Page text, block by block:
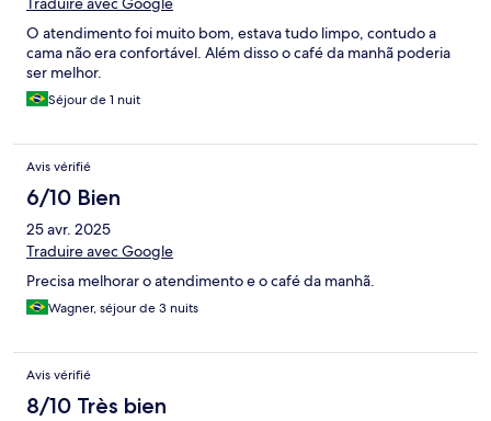
O atendimento foi muito bom, estava tudo limpo, contudo a
cama não era confortável. Além disso o café da manhã poderia
ser melhor.
Séjour de 1 nuit
Avis vérifié
6/10 Bien
25 avr. 2025
Traduire avec Google
Precisa melhorar o atendimento e o café da manhã.
Wagner, séjour de 3 nuits
Avis vérifié
8/10 Très bien